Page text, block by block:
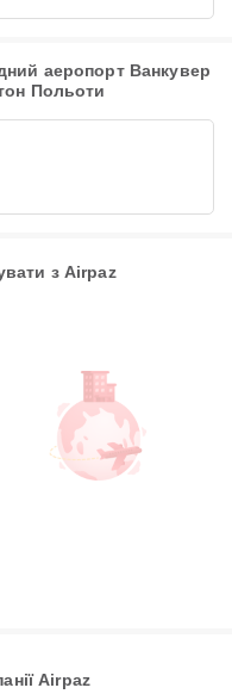
аеропорт Ванкувер
Польоти
з Airpaz
Airpaz